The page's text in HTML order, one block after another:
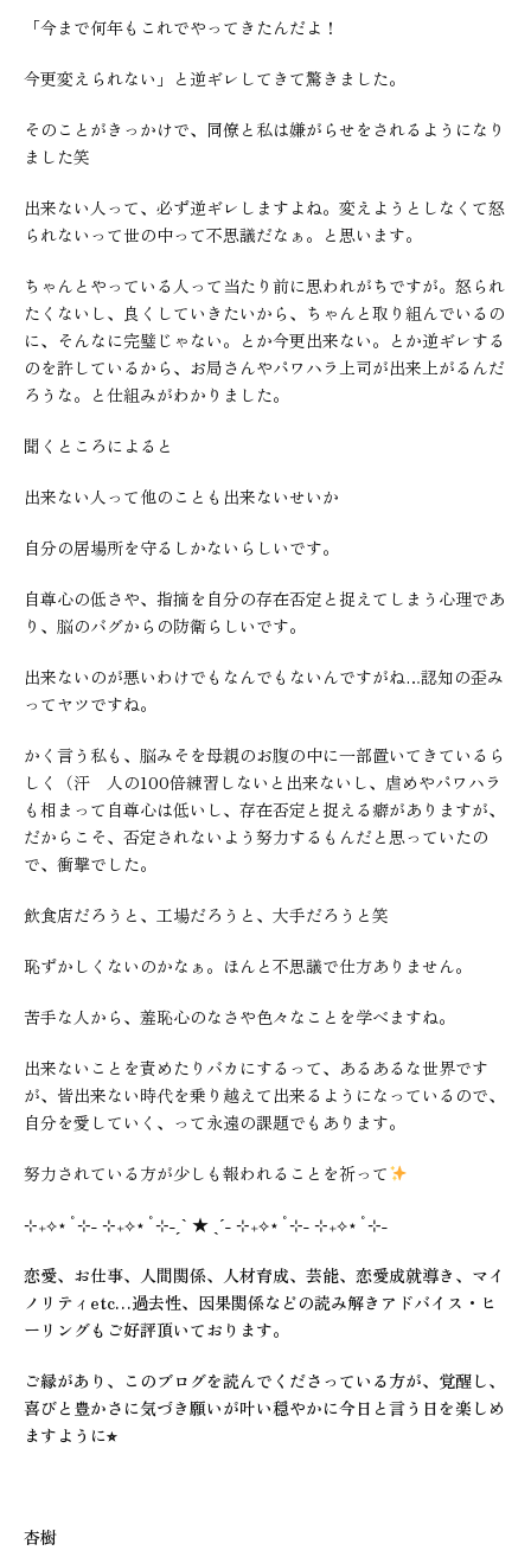
「今まで何年もこれでやってきたんだよ！
今更変えられない」と逆ギレしてきて驚きました。
そのことがきっかけで、同僚と私は嫌がらせをされるようになり
ました笑
出来ない人って、必ず逆ギレしますよね。変えようとしなくて怒
られないって世の中って不思議だなぁ。と思います。
ちゃんとやっている人って当たり前に思われがちですが。怒られ
たくないし、良くしていきたいから、ちゃんと取り組んでいるの
に、そんなに完璧じゃない。とか今更出来ない。とか逆ギレする
のを許しているから、お局さんやパワハラ上司が出来上がるんだ
ろうな。と仕組みがわかりました。
聞くところによると
出来ない人って他のことも出来ないせいか
自分の居場所を守るしかないらしいです。
自尊心の低さや、指摘を自分の存在否定と捉えてしまう心理であ
り、脳のバグからの防衛らしいです。
出来ないのが悪いわけでもなんでもないんですがね…認知の歪み
ってヤツですね。
かく言う私も、脳みそを母親のお腹の中に一部置いてきているら
しく（汗 人の100倍練習しないと出来ないし、虐めやパワハラ
も相まって自尊心は低いし、存在否定と捉える癖がありますが、
だからこそ、否定されないよう努力するもんだと思っていたの
で、衝撃でした。
飲食店だろうと、工場だろうと、大手だろうと笑
恥ずかしくないのかなぁ。ほんと不思議で仕方ありません。
苦手な人から、羞恥心のなさや色々なことを学べますね。
出来ないことを責めたりバカにするって、あるあるな世界です
が、皆出来ない時代を乗り越えて出来るようになっているので、
自分を愛していく、って永遠の課題でもあります。
努力されている方が少しも報われることを祈って
⊹₊⟡⋆˚⊹˗ ⊹₊⟡⋆˚⊹˗ˏˋ ★ ˎˊ˗ ⊹₊⟡⋆˚⊹˗ ⊹₊⟡⋆˚⊹˗
恋愛、お仕事、人間関係、人材育成、芸能、恋愛成就導き、マイ
ノリティetc…過去性、因果関係などの読み解きアドバイス・ヒ
ーリングもご好評頂いております。
ご縁があり、このブログを読んでくださっている方が、覚醒し、
喜びと豊かさに気づき願いが叶い穏やかに今日と言う日を楽しめ
ますように⭐︎
杏樹